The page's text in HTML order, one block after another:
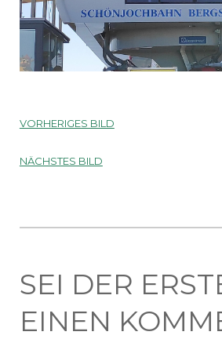
VORHERIGES BILD
NÄCHSTES BILD
SEI DER
EINEN